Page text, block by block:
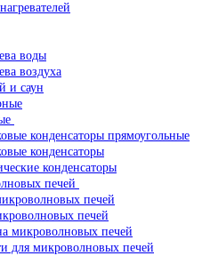
воды
воздуха
и саун
конденсаторы прямоугольные
конденсаторы
конденсаторы
печей
печей
печей
микроволновых печей
для микроволновых печей